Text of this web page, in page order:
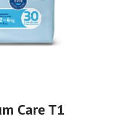
Care T1